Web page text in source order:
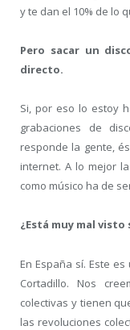
y te dan el 10% de lo
Pero sacar un
directo.
Si, por eso lo estoy
grabaciones de
responde la gente,
internet. A lo mejor
como músico ha de
¿Está muy mal visto
En España sí. Este
Cortadillo. Nos
colectivas y tienen
las revoluciones